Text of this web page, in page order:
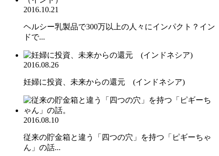
2016.10.21
ヘルシー乳製品で300万以上の人々にインパクト？イン
ドで...
2016.08.26
妊婦に投資、未来からの還元 (インドネシア)
2016.08.10
従来の貯金箱と違う「四つの穴」を持つ「ピギーちゃ
ん」の話...